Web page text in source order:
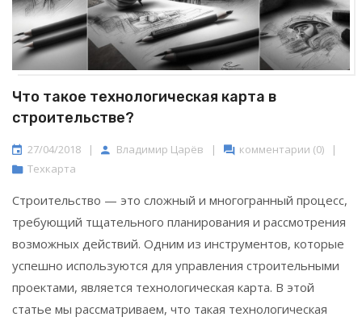
Что такое технологическая карта в
строительстве?
27/04/2018 | Владимир Царёв | комментарии (0)
|
Техкарта
Строительство — это сложный и многогранный процесс,
требующий тщательного планирования и рассмотрения
возможных действий. Одним из инструментов, которые
успешно используются для управления строительными
проектами, является технологическая карта. В этой
статье мы рассматриваем, что такая технологическая